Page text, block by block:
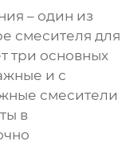
– один из
смесителя для
три основных
и с
смесители
в